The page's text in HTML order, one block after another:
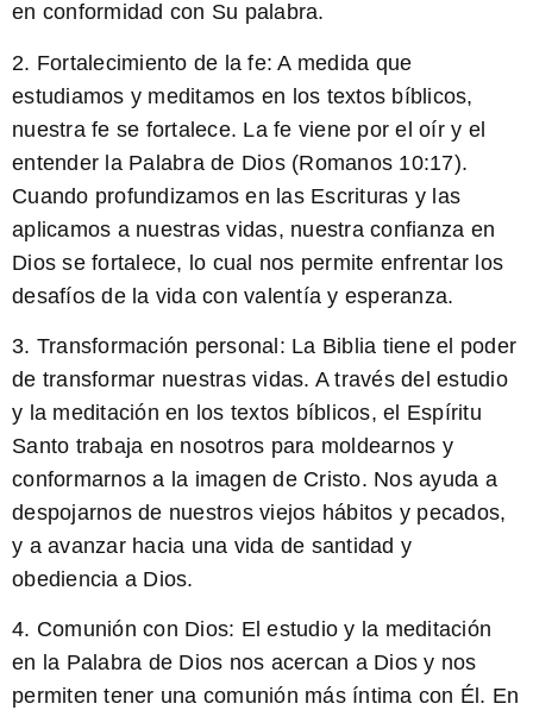
en conformidad con Su palabra.
2. Fortalecimiento de la fe: A medida que
estudiamos y meditamos en los textos bíblicos,
nuestra fe se fortalece. La fe viene por el oír y el
entender la Palabra de Dios (Romanos 10:17).
Cuando profundizamos en las Escrituras y las
aplicamos a nuestras vidas, nuestra confianza en
Dios se fortalece, lo cual nos permite enfrentar los
desafíos de la vida con valentía y esperanza.
3. Transformación personal: La Biblia tiene el poder
de transformar nuestras vidas. A través del estudio
y la meditación en los textos bíblicos, el Espíritu
Santo trabaja en nosotros para moldearnos y
conformarnos a la imagen de Cristo. Nos ayuda a
despojarnos de nuestros viejos hábitos y pecados,
y a avanzar hacia una vida de santidad y
obediencia a Dios.
4. Comunión con Dios: El estudio y la meditación
en la Palabra de Dios nos acercan a Dios y nos
permiten tener una comunión más íntima con Él. En